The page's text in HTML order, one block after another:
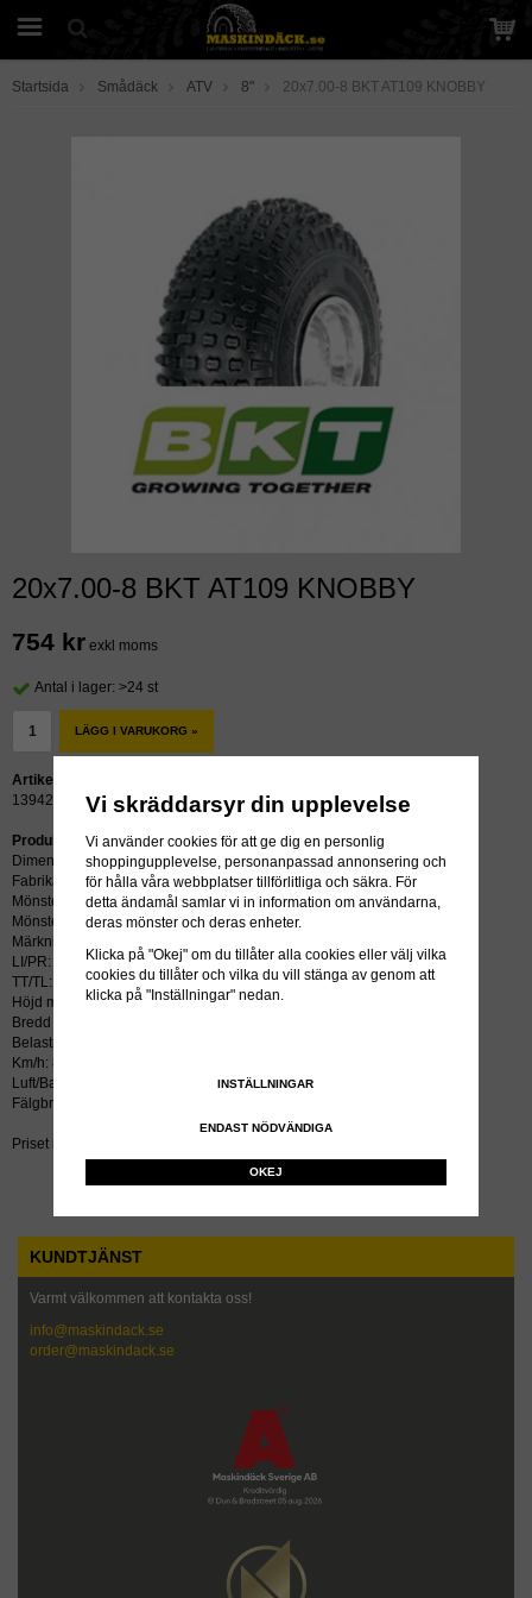
Startsida Smådäck ATV 8" 20x7.00-8 BKT AT109 KNOBBY
20x7.00-8 BKT AT109 KNOBBY
754 kr exkl moms
Antal i lager: >24 st
LÄGG I VARUKORG »
Artikelnummer:
13942
Produktbeskrivning:
Dimension: 20x7.00-8
Fabrikat: BKT
Mönster: AT109
Mönstertyp: KNOBBY
Märkning:
LI/PR: 2PR
TT/TL: TL (slang krävs ej)
Höjd mm: 504
Bredd mm: 170
Belastning kg: 100
Km/h: 80
Luft/Bar: 0,45
Fälgbredd tum: 5.50x8
Priset inkluderar återvinningsavgift!
KUNDTJÄNST
Varmt välkommen att kontakta oss!
info@maskindack.se
order@maskindack.se
Vi skräddarsyr din upplevelse
Vi använder cookies för att ge dig en personlig
shoppingupplevelse, personanpassad annonsering och
för hålla våra webbplatser tillförlitliga och säkra. För
detta ändamål samlar vi in information om användarna,
deras mönster och deras enheter.
Klicka på "Okej" om du tillåter alla cookies eller välj vilka
cookies du tillåter och vilka du vill stänga av genom att
klicka på "Inställningar" nedan.
INSTÄLLNINGAR
ENDAST NÖDVÄNDIGA
OKEJ